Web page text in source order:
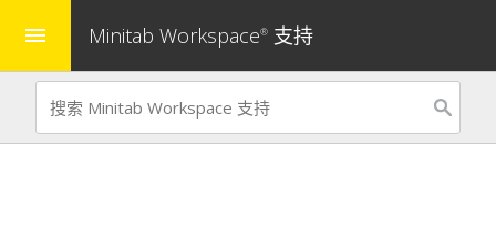
menu Minitab Workspace® 支持